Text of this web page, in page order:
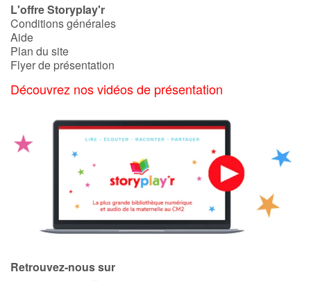
L'offre Storyplay'r
Conditions générales
Aide
Plan du site
Flyer de présentation
Découvrez nos vidéos de présentation
Retrouvez-nous sur